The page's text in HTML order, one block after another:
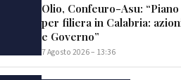
Olio, Confeuro-Asu:
per filiera in Calabria:
e Governo”
7 Agosto 2026 – 13:36